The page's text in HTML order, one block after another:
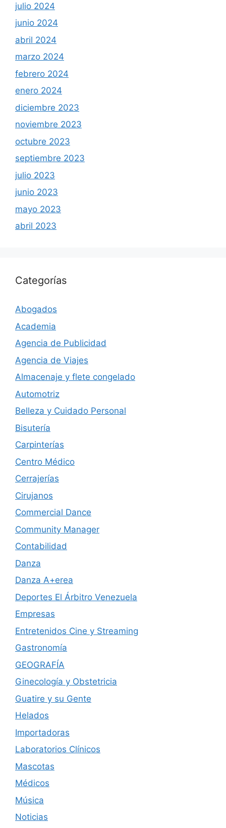
julio 2024
junio 2024
abril 2024
marzo 2024
febrero 2024
enero 2024
diciembre 2023
noviembre 2023
octubre 2023
septiembre 2023
julio 2023
junio 2023
mayo 2023
abril 2023
Categorías
Abogados
Academia
Agencia de Publicidad
Agencia de Viajes
Almacenaje y flete congelado
Automotriz
Belleza y Cuidado Personal
Bisutería
Carpinterías
Centro Médico
Cerrajerías
Cirujanos
Commercial Dance
Community Manager
Contabilidad
Danza
Danza A+erea
Deportes El Árbitro Venezuela
Empresas
Entretenidos Cine y Streaming
Gastronomía
GEOGRAFÍA
Ginecología y Obstetricia
Guatire y su Gente
Helados
Importadoras
Laboratorios Clínicos
Mascotas
Médicos
Música
Noticias